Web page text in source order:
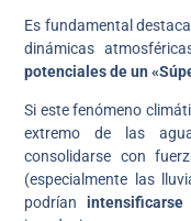
Es fundamental
dinámicas
potenciales de un
Si este fenómeno
extremo de las
consolidarse con
(especialmente las
podríanintensificarse